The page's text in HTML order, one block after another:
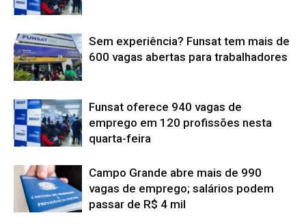
Sem experiência? Funsat tem mais de
600 vagas abertas para trabalhadores
Funsat oferece 940 vagas de
emprego em 120 profissões nesta
quarta-feira
Campo Grande abre mais de 990
vagas de emprego; salários podem
passar de R$ 4 mil